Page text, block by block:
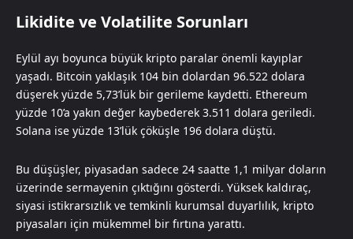
Likidite ve Volatilite Sorunları
Eylül ayı boyunca büyük kripto paralar önemli kayıplar
yaşadı. Bitcoin yaklaşık 104 bin dolardan 96.522 dolara
düşerek yüzde 5,73’lük bir gerileme kaydetti. Ethereum
yüzde 10’a yakın değer kaybederek 3.511 dolara geriledi.
Solana ise yüzde 13’lük çöküşle 196 dolara düştü.
Bu düşüşler, piyasadan sadece 24 saatte 1,1 milyar doların
üzerinde sermayenin çıktığını gösterdi. Yüksek kaldıraç,
siyasi istikrarsızlık ve temkinli kurumsal duyarlılık, kripto
piyasaları için mükemmel bir fırtına yarattı.